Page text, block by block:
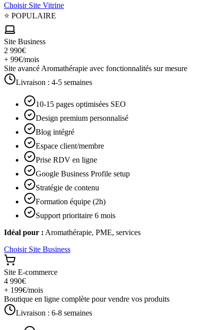
Choisir Site Vitrine
⭐ POPULAIRE
Site Business
2 990€
+ 99€/mois
Site avancé Aromathérapie avec fonctionnalités sur mesure
Livraison : 4-5 semaines
10-15 pages optimisées SEO
Design premium personnalisé
Blog intégré
Espace client/membre
Prise RDV en ligne
Google Business Profile setup
Stratégie de contenu
Formation équipe (2h)
Support prioritaire 6 mois
Idéal pour : Aromathérapie, PME, services
Choisir Site Business
Site E-commerce
4 990€
+ 199€/mois
Boutique en ligne complète pour vendre vos produits
Livraison : 6-8 semaines